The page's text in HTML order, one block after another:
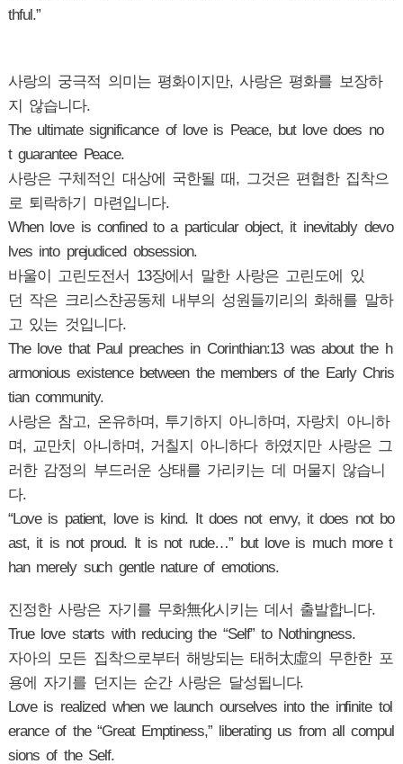
thful.”
사랑의 궁극적 의미는 평화이지만, 사랑은 평화를 보장하
지 않습니다.
The ultimate significance of love is Peace, but love does no
t guarantee Peace.
사랑은 구체적인 대상에 국한될 때, 그것은 편협한 집착으
로 퇴락하기 마련입니다.
When love is confined to a particular object, it inevitably devo
lves into prejudiced obsession.
바울이 고린도전서 13장에서 말한 사랑은 고린도에 있
던 작은 크리스챤공동체 내부의 성원들끼리의 화해를 말하
고 있는 것입니다.
The love that Paul preaches in Corinthian:13 was about the h
armonious existence between the members of the Early Chris
tian community.
사랑은 참고, 온유하며, 투기하지 아니하며, 자랑치 아니하
며, 교만치 아니하며, 거칠지 아니하다 하였지만 사랑은 그
러한 감정의 부드러운 상태를 가리키는 데 머물지 않습니
다.
“Love is patient, love is kind. It does not envy, it does not bo
ast, it is not proud. It is not rude…” but love is much more t
han merely such gentle nature of emotions.
진정한 사랑은 자기를 무화無化시키는 데서 출발합니다.
True love starts with reducing the “Self” to Nothingness.
자아의 모든 집착으로부터 해방되는 태허太虛의 무한한 포
용에 자기를 던지는 순간 사랑은 달성됩니다.
Love is realized when we launch ourselves into the infinite tol
erance of the “Great Emptiness,” liberating us from all compul
sions of the Self.